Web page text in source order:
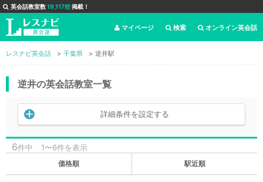
英会話教室数19,117校掲載！
オンライン英会話
検索
マイページ
レスナビ英会話 千葉県 逆井駅
逆井の英会話教室一覧
詳細条件を設定する
6件中 1〜6件を表示
価格順 駅近順